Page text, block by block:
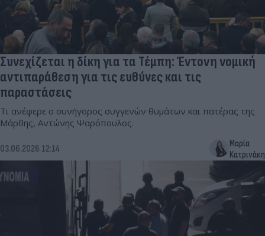
Συνεχίζεται η δίκη για τα Τέμπη: Έντονη νομική
αντιπαράθεση για τις ευθύνες και τις
παραστάσεις
Τι ανέφερε ο συνήγορος συγγενών θυμάτων και πατέρας της
Μάρθης, Αντώνης Ψαρόπουλος.
03.06.2026 12:14
Μαρία
Κατρινάκη